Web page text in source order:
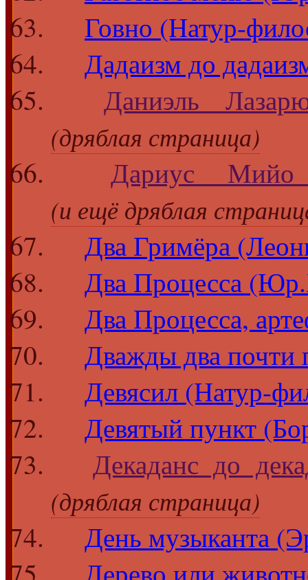
Говно (Натур-
Дадаизм до
Даниэль
(дряблая страница)
Дариус
(и ещё дряблая
Два Гримёра
Два Процесса
Два Процесса,
Дважды два почти
Девясил (Натур-
Девятый пункт
Декаданс до
(дряблая страница)
День музыканта